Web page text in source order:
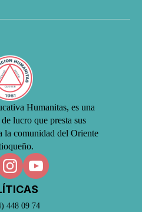
Humanitas, es una
lucro que presta sus
la comunidad del Oriente
448 09 74